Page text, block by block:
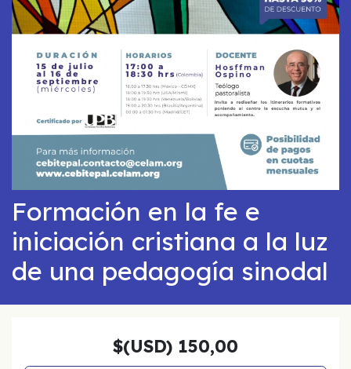
Formación en la fe e
iniciación cristiana a la luz
de una pedagogía sinodal
$(USD) 150,00